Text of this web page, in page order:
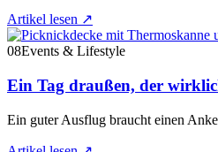
Artikel lesen ↗
08Events & Lifestyle
Ein Tag draußen, der
Ein guter Ausflug braucht einen